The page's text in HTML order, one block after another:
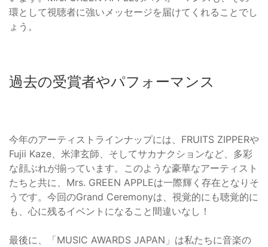
環として視聴者に強いメッセージを届けてくれることでし
ょう。
過去の受賞者やパフォーマンス
今年のアーティストラインナップには、FRUITS ZIPPERや
Fujii Kaze、米津玄師、そしてサカナクションなど、多彩
な顔ぶれが揃っています。このような豪華なアーティスト
たちと共に、Mrs. GREEN APPLEは一際輝く存在となりそ
うです。今回のGrand Ceremonyは、視覚的にも聴覚的に
も、心に残るイベントになること間違いなし！
最後に、「MUSIC AWARDS JAPAN」は私たちに音楽の